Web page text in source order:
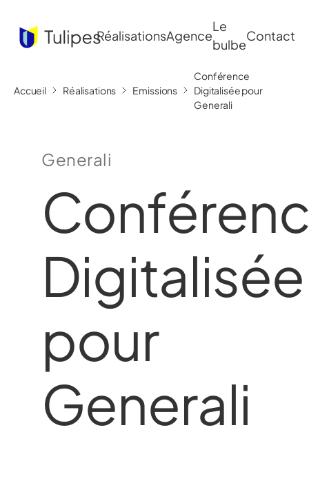
RéalisationsAgence
Le
bulbe
Contact
Accueil Réalisations Emissions
Conférence
Digitalisée pour
Generali
Generali
Digitalisée
pour
Generali